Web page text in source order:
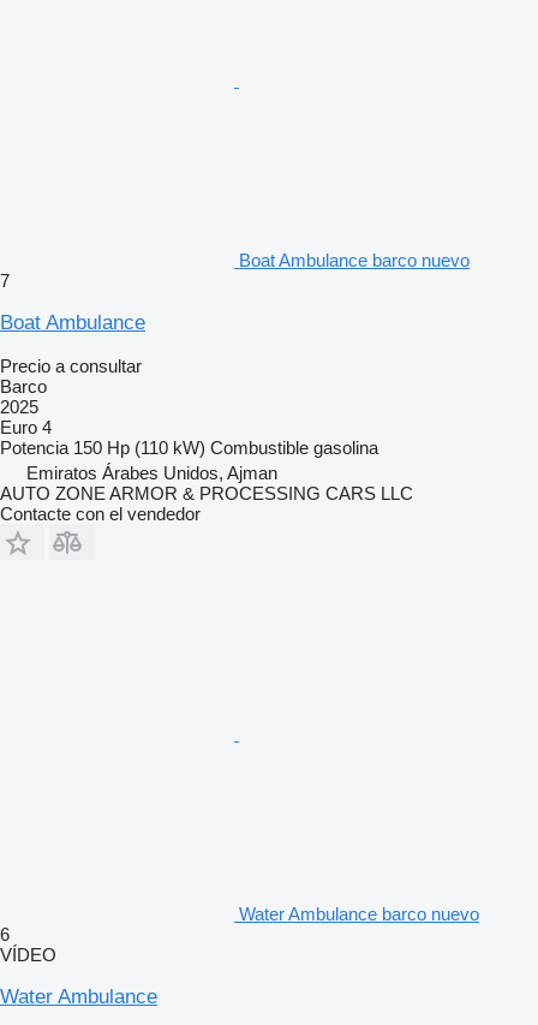
Boat Ambulance barco nuevo
7
Boat Ambulance
Precio a consultar
Barco
2025
Euro 4
Potencia 150 Hp (110 kW) Combustible gasolina
Emiratos Árabes Unidos, Ajman
AUTO ZONE ARMOR & PROCESSING CARS LLC
Contacte con el vendedor
Water Ambulance barco nuevo
6
VÍDEO
Water Ambulance